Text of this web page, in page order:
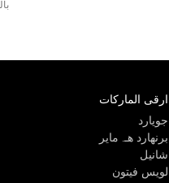
ارقى الماركات
جويارد
برنهارد هـ. ماير
شانيل
لويس فيتون